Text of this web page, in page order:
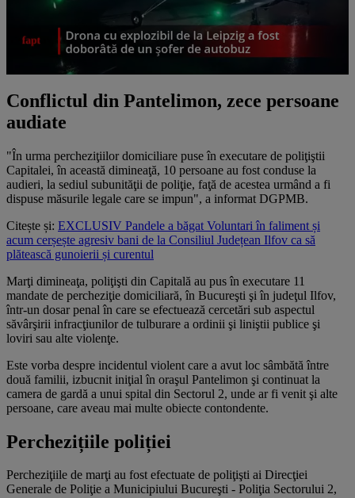
Conflictul din Pantelimon, zece persoane
audiate
"În urma percheziţiilor domiciliare puse în executare de poliţiştii
Capitalei, în această dimineaţă, 10 persoane au fost conduse la
audieri, la sediul subunităţii de poliţie, faţă de acestea urmând a fi
dispuse măsurile legale care se impun", a informat DGPMB.
Citește și: EXCLUSIV Pandele a băgat Voluntari în faliment și
acum cerșește agresiv bani de la Consiliul Județean Ilfov ca să
plătească gunoierii și curentul
Marţi dimineaţa, poliţişti din Capitală au pus în executare 11
mandate de percheziţie domiciliară, în Bucureşti şi în judeţul Ilfov,
într-un dosar penal în care se efectuează cercetări sub aspectul
săvârşirii infracţiunilor de tulburare a ordinii şi liniştii publice şi
loviri sau alte violenţe.
Este vorba despre incidentul violent care a avut loc sâmbătă între
două familii, izbucnit iniţial în oraşul Pantelimon şi continuat la
camera de gardă a unui spital din Sectorul 2, unde ar fi venit şi alte
persoane, care aveau mai multe obiecte contondente.
Perchezițiile poliției
Percheziţiile de marţi au fost efectuate de poliţişti ai Direcţiei
Generale de Poliţie a Municipiului Bucureşti - Poliţia Sectorului 2,